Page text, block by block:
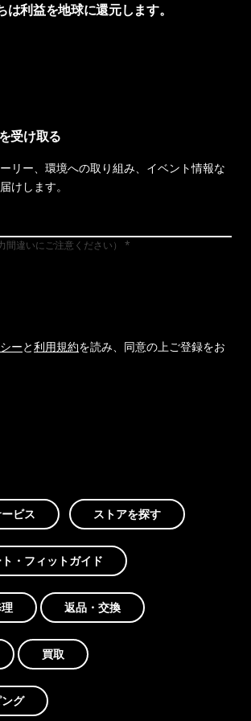
は利益を地球に還元します。
受け取る
リー、環境への取り組み、イベント情報な
けします。
間違いにご注意ください）
ーと利用規約を読み、同意の上ご登録をお
ビス ストアを探す
・フィットガイド
返品・交換
買取
グ